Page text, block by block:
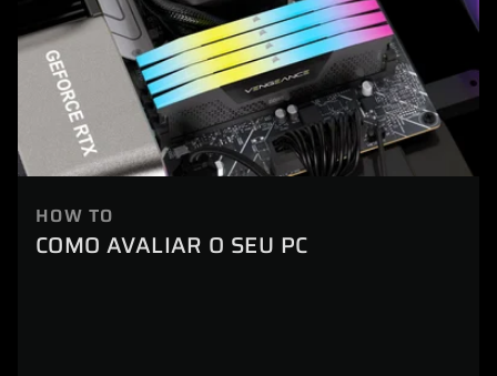
HOW TO
COMO AVALIAR O SEU PC